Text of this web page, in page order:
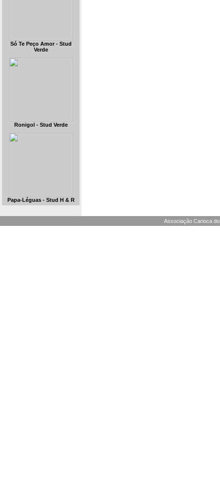
Só Te Peço Amor - Stud
Verde
Ronigol - Stud Verde
Papa-Léguas - Stud H & R
Associação Carioca